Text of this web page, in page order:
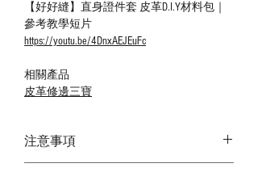
【好好縫】直身證件套 皮革D.I.Y材料包｜
參考教學短片
https://youtu.be/4DnxAEJEuFc
相關產品
皮革修邊三寶
注意事項